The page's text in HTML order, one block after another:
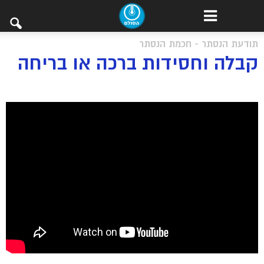
תודעת הנסתר - חכמת הנסתר
קבלה וחסידות ברכה או בריחה